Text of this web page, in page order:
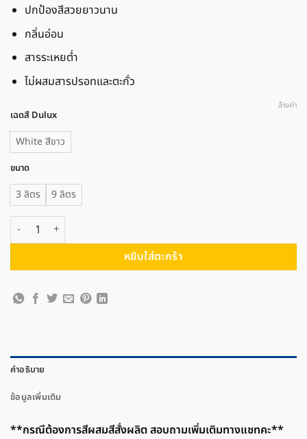
ปกป้องสีสวยยาวนาน
กลิ่นอ่อน
สารระเหยต่ำ
ไม่ผสมสารปรอทและตะกั่ว
เฉดสี Dulux
White สีขาว
ขนาด
3 ลิตร 9 ลิตร
ล้างค่า
จำนวน Dulux ดูลักซ์ อินสไปร์ สีน้ำทาภายใน (ชนิดกึ่งเงา) ชิ้น
หยิบใส่ตะกร้า
คำอธิบาย
ข้อมูลเพิ่มเติม
**กรณีต้องการสีผสมสีสั่งผลิต สอบถามเพิ่มเติมทางแชทคะ**